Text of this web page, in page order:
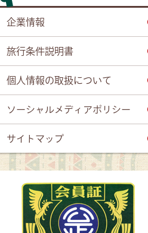
企業情報
旅行条件説明書
個人情報の取扱について
ソーシャルメディアポリシー
サイトマップ